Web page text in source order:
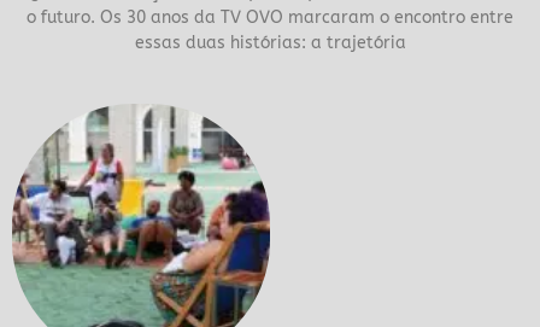
o futuro. Os 30 anos da TV OVO marcaram o encontro entre
essas duas histórias: a trajetória